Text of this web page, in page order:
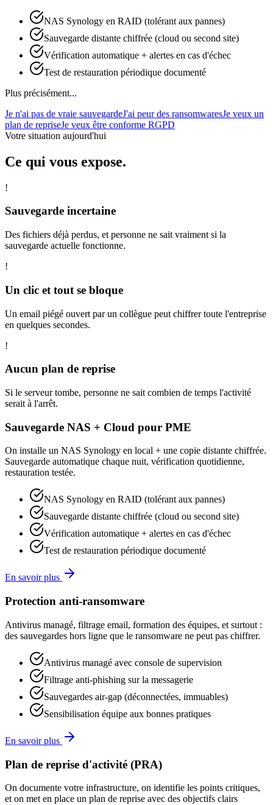
NAS Synology en RAID (tolérant aux pannes)
Sauvegarde distante chiffrée (cloud ou second site)
Vérification automatique + alertes en cas d'échec
Test de restauration périodique documenté
Plus précisément...
Je n'ai pas de vraie sauvegardeJ'ai peur des ransomwaresJe veux un
plan de repriseJe veux être conforme RGPD
Votre situation aujourd'hui
Ce qui vous expose.
!
Sauvegarde incertaine
Des fichiers déjà perdus, et personne ne sait vraiment si la
sauvegarde actuelle fonctionne.
!
Un clic et tout se bloque
Un email piégé ouvert par un collègue peut chiffrer toute l'entreprise
en quelques secondes.
!
Aucun plan de reprise
Si le serveur tombe, personne ne sait combien de temps l'activité
serait à l'arrêt.
Sauvegarde NAS + Cloud pour PME
On installe un NAS Synology en local + une copie distante chiffrée.
Sauvegarde automatique chaque nuit, vérification quotidienne,
restauration testée.
NAS Synology en RAID (tolérant aux pannes)
Sauvegarde distante chiffrée (cloud ou second site)
Vérification automatique + alertes en cas d'échec
Test de restauration périodique documenté
En savoir plus
Protection anti-ransomware
Antivirus managé, filtrage email, formation des équipes, et surtout :
des sauvegardes hors ligne que le ransomware ne peut pas chiffrer.
Antivirus managé avec console de supervision
Filtrage anti-phishing sur la messagerie
Sauvegardes air-gap (déconnectées, immuables)
Sensibilisation équipe aux bonnes pratiques
En savoir plus
Plan de reprise d'activité (PRA)
On documente votre infrastructure, on identifie les points critiques,
et on met en place un plan de reprise avec des objectifs clairs